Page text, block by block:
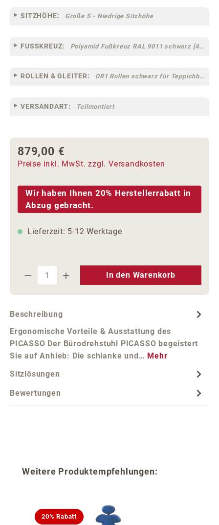
SITZHÖHE: Größe S - Niedrige Sitzhöhe
FUSSKREUZ: Polyamid Fußkreuz RAL 9011 schwarz [44]
ROLLEN & GLEITER: DR1 Rollen schwarz für Teppichböden [10]
VERSANDART: Teilmontiert
Regulärer Preis:
879,00 €
Preise inkl. MwSt. zzgl. Versandkosten
Wir haben Ihnen 20% Herstellerrabatt in
Abzug gebracht.
Lieferzeit: 5-12 Werktage
Produkt Anzahl: Gib den
In den Warenkorb
Beschreibung
Ergonomische Vorteile & Ausstattung des
PICASSO Der Bürodrehstuhl PICASSO begeistert
Sie auf Anhieb: Die schlanke und… Mehr
Sitzlösungen
Bewertungen
Produktgalerie überspringen
Weitere Produktempfehlungen:
20% Rabatt